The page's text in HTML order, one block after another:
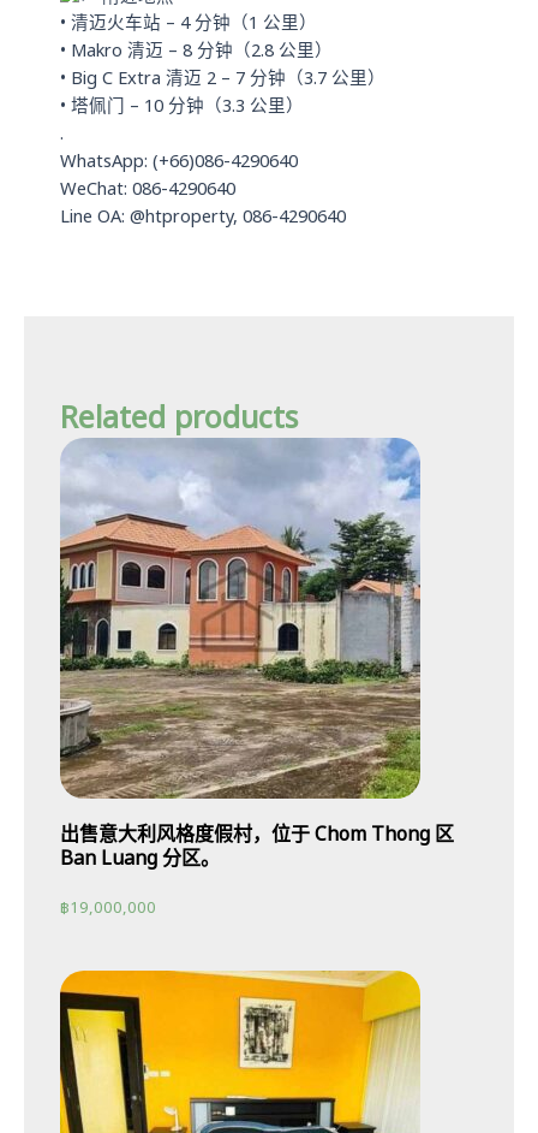
• 清迈火车站 – 4 分钟（1 公里）
• Makro 清迈 – 8 分钟（2.8 公里）
• Big C Extra 清迈 2 – 7 分钟（3.7 公里）
• 塔佩门 – 10 分钟（3.3 公里）
.
WhatsApp: (+66)086-4290640
WeChat: 086-4290640
Line OA: @htproperty, 086-4290640
Related products
出售意大利风格度假村，位于 Chom Thong 区
Ban Luang 分区。
฿19,000,000